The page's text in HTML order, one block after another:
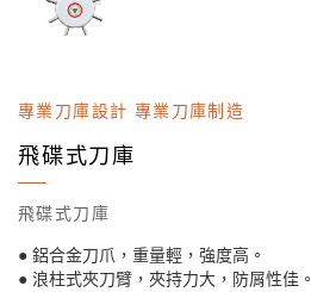
專業刀庫設計 專業刀庫制造
飛碟式刀庫
飛碟式刀庫
● 鋁合金刀爪，重量輕，強度高。
● 浪柱式夾刀臂，夾持力大，防屑性佳。